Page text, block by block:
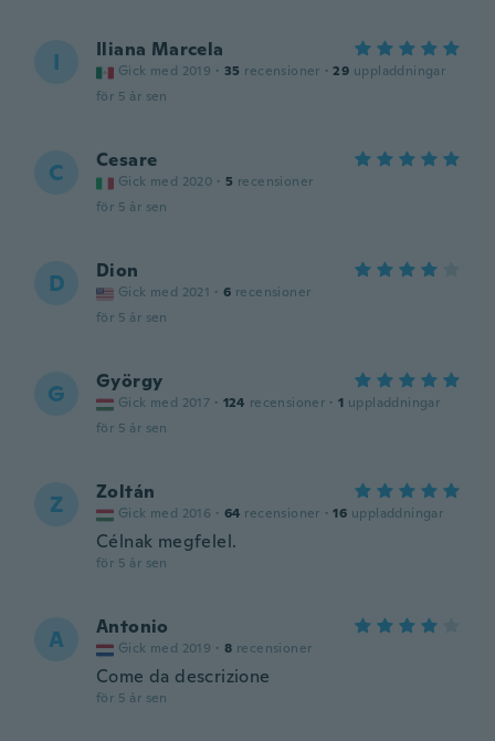
I Iliana Marcela
Gick med 2019 · 35 recensioner · 29 uppladdningar
för 5 år sen
C Cesare
Gick med 2020 · 5 recensioner
för 5 år sen
D Dion
Gick med 2021 · 6 recensioner
för 5 år sen
G György
Gick med 2017 · 124 recensioner · 1 uppladdningar
för 5 år sen
Z Zoltán
Gick med 2016 · 64 recensioner · 16 uppladdningar
Célnak megfelel.
för 5 år sen
A Antonio
Gick med 2019 · 8 recensioner
Come da descrizione
för 5 år sen